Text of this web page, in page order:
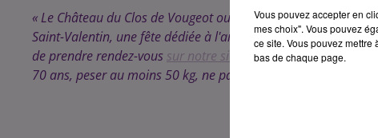
« Le Château du Clos de Vougeot ouvre ses portes aux
Saint-Valentin, une fête dédiée à l'amour sous toutes ses
de prendre rendez-vous sur notre site ou appli mobile.
70 ans, peser au moins 50 kg, ne pas être à jeun et se sentir
Vous pouvez accepter en
mes choix". Vous pouvez
ce site. Vous pouvez
bas de chaque page.